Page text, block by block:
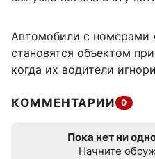
Автомобили с номерами
становятся объектом
когда их водители
КОММЕНТАРИИ 0
Пока нет ни
Начните